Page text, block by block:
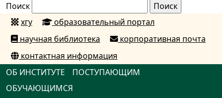
Поиск
хгу
образовательный портал
научная библиотека
корпоративная почта
контактная информация
ОБ ИНСТИТУТЕ
ПОСТУПАЮЩИМ
ОБУЧАЮЩИМСЯ